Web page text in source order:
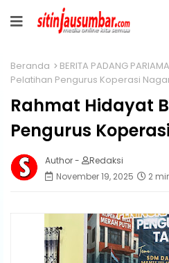
Beranda BERITA PADANG
Pelatihan Pengurus Koperasi
Rahmat Hidayat
Pengurus
Author -
Redaksi
November 19, 2025
2